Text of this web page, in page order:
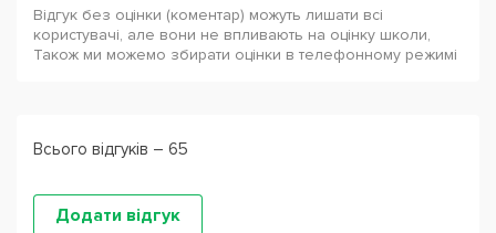
Відгук без оцінки (коментар) можуть лишати всі
користувачі, але вони не впливають на оцінку школи,
Також ми можемо збирати оцінки в телефонному режимі
Всього відгуків – 65
Додати відгук